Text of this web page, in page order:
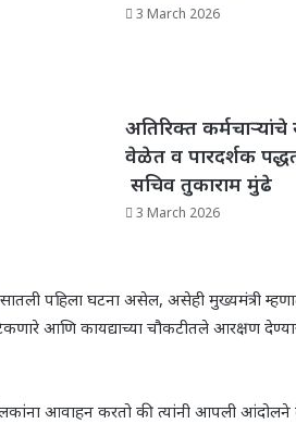
3 March 2026
अतिरिक्त
वेळेत व पारदर्शक
सचिव तुकाराम मुंढे
3 March 2026
पहिला घटना असेल, असेही मुख्यमंत्री
आणि कायद्याच्या चौकटीतले आरक्षण
आंदोलकांना आवाहन करतो की त्यांनी आपली